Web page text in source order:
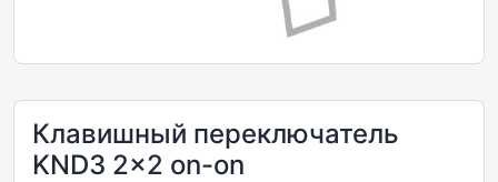
Клавишный переключатель
KND3 2x2 on-on